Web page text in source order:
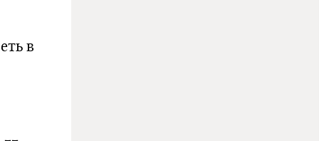
в